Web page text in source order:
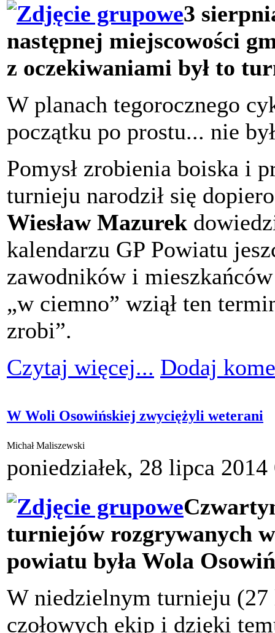
3
następnej miejscowości
z oczekiwaniami był to
W planach tegorocznego
początku po prostu... nie
Pomysł zrobienia boiska i
turnieju narodził się
Wiesław Mazurek
kalendarzu GP Powiatu
zawodników i
„w ciemno” wziął ten
zrobi”.
Czytaj więcej... Dodaj
W Woli Osowińskiej zwyciężyli weterani
Michał Maliszewski
poniedziałek, 28 lipca 2014
turniejów rozgrywanych
powiatu była Wola
W niedzielnym turnieju
czołowych ekip i dzięki